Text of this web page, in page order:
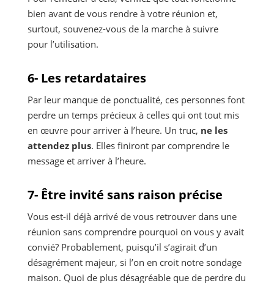
bien avant de vous rendre à votre réunion et,
surtout, souvenez-vous de la marche à suivre
pour l’utilisation.
6- Les retardataires
Par leur manque de ponctualité, ces personnes font
perdre un temps précieux à celles qui ont tout mis
en œuvre pour arriver à l’heure. Un truc, ne les
attendez plus. Elles finiront par comprendre le
message et arriver à l’heure.
7- Être invité sans raison précise
Vous est-il déjà arrivé de vous retrouver dans une
réunion sans comprendre pourquoi on vous y avait
convié? Probablement, puisqu’il s’agirait d’un
désagrément majeur, si l’on en croit notre sondage
maison. Quoi de plus désagréable que de perdre du